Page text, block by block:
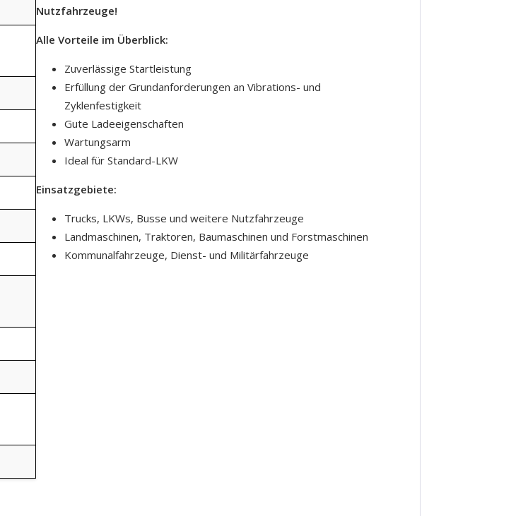
Nutzfahrzeuge!
Alle Vorteile im Überblick:
Zuverlässige Startleistung
Erfüllung der Grundanforderungen an Vibrations- und
Zyklenfestigkeit
Gute Ladeeigenschaften
Wartungsarm
Ideal für Standard-LKW
Einsatzgebiete:
Trucks, LKWs, Busse und weitere Nutzfahrzeuge
Landmaschinen, Traktoren, Baumaschinen und Forstmaschinen
Kommunalfahrzeuge, Dienst- und Militärfahrzeuge